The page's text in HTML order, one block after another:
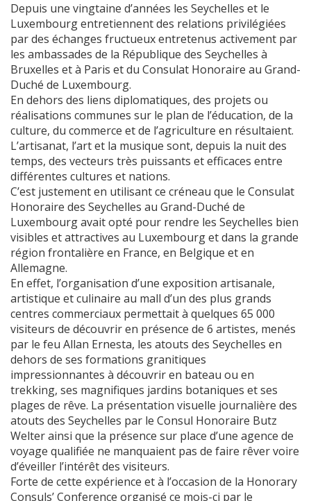
Depuis une vingtaine d’années les Seychelles et le
Luxembourg entretiennent des relations privilégiées
par des échanges fructueux entretenus activement par
les ambassades de la République des Seychelles à
Bruxelles et à Paris et du Consulat Honoraire au Grand-
Duché de Luxembourg.
En dehors des liens diplomatiques, des projets ou
réalisations communes sur le plan de l’éducation, de la
culture, du commerce et de l’agriculture en résultaient.
L’artisanat, l’art et la musique sont, depuis la nuit des
temps, des vecteurs très puissants et efficaces entre
différentes cultures et nations.
C’est justement en utilisant ce créneau que le Consulat
Honoraire des Seychelles au Grand-Duché de
Luxembourg avait opté pour rendre les Seychelles bien
visibles et attractives au Luxembourg et dans la grande
région frontalière en France, en Belgique et en
Allemagne.
En effet, l’organisation d’une exposition artisanale,
artistique et culinaire au mall d’un des plus grands
centres commerciaux permettait à quelques 65 000
visiteurs de découvrir en présence de 6 artistes, menés
par le feu Allan Ernesta, les atouts des Seychelles en
dehors de ses formations granitiques
impressionnantes à découvrir en bateau ou en
trekking, ses magnifiques jardins botaniques et ses
plages de rêve. La présentation visuelle journalière des
atouts des Seychelles par le Consul Honoraire Butz
Welter ainsi que la présence sur place d’une agence de
voyage qualifiée ne manquaient pas de faire rêver voire
d’éveiller l’intérêt des visiteurs.
Forte de cette expérience et à l’occasion de la Honorary
Consuls’ Conference organisé ce mois-ci par le